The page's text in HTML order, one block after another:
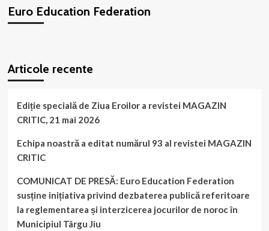
României
Naționale
sau
privind
personalului
vârsta
de
57
ani
pentru
Euro Education Federation
Articole recente
Ediție specială de Ziua Eroilor a revistei MAGAZIN
CRITIC, 21 mai 2026
Echipa noastră a editat numărul 93 al revistei MAGAZIN
CRITIC
COMUNICAT DE PRESĂ: Euro Education Federation
susține inițiativa privind dezbaterea publică referitoare
la reglementarea și interzicerea jocurilor de noroc în
Municipiul Târgu Jiu